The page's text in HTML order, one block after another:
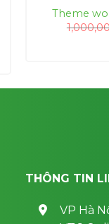
Theme
THÔNG TIN
VP Hà